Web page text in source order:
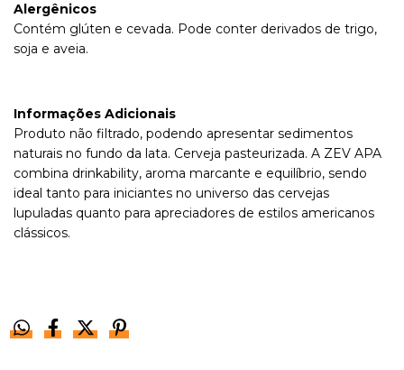
Alergênicos
Contém glúten e cevada. Pode conter derivados de trigo,
soja e aveia.
Informações Adicionais
Produto não filtrado, podendo apresentar sedimentos
naturais no fundo da lata. Cerveja pasteurizada. A ZEV APA
combina drinkability, aroma marcante e equilíbrio, sendo
ideal tanto para iniciantes no universo das cervejas
lupuladas quanto para apreciadores de estilos americanos
clássicos.